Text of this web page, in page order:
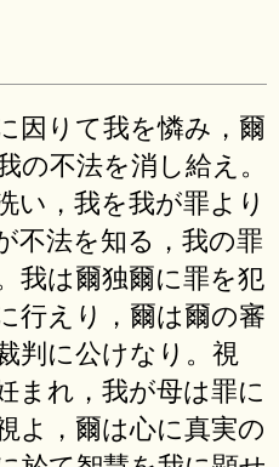
因りて我を憐み，爾
不法を消し給え。
い，我を我が罪より
不法を知る，我の罪
我は爾独爾に罪を犯
行えり，爾は爾の審
判に公けなり。視
まれ，我が母は罪に
よ，爾は心に真実の